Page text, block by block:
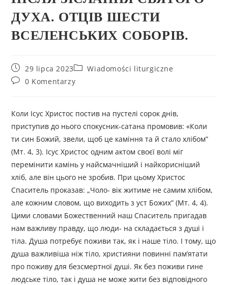
ДУХА. ОТЦІВ ШЕСТИ
ВСЕЛЕНСЬКИХ СОБОРІВ.
29 lipca 2023
Wiadomości liturgiczne
0 Komentarzy
Коли Ісус Христос постив на пустелі сорок днів,
приступив до нього спокусник-сатана промовив: «Коли
ти син Божий, звели, щоб це каміння та й стало хлібом”
(Мт. 4, 3). Ісус Христос одним актом своєї волі міг
перемінити камінь у найсмачніший і найкорисніший
хліб, але він цього не зробив. При цьому Христос
Спаситель проказав: „Чоло- вік житиме не самим хлібом,
але кожним словом, що виходить з уст Божих” (Мт. 4, 4).
Цими словами Божественний наш Спаситель пригадав
нам важливу правду, що люди- на складається з душі і
тіла. Душа потребує поживи так, як і наше тіло. І тому, що
душа важливіша ніж тіло, християни повинні пам’ятати
про поживу для безсмертної душі. Як без поживи гине
людське тіло, так і душа не може жити без відповідного